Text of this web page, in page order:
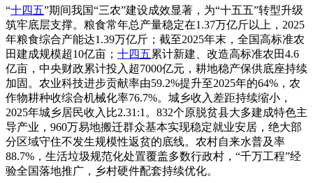
“十四五”期间我国“三农”建设成效显著，为“十五五”转型升级
筑牢底层支撑。粮食常年总产量稳定在1.37万亿斤以上，2025
年粮食综合产能达1.39万亿斤；截至2025年末，全国高标准农
田建成规模超10亿亩； 十四五累计新建、改造高标准农田4.6
亿亩，中央财政累计投入超7000亿元，耕地稳产保供底座持续
加固。农业科技进步贡献率由59.2%提升至2025年的64%，农
作物耕种收综合机械化率76.7%。城乡收入差距持续缩小，
2025年城乡居民收入比2.31:1。832个原脱贫县大多建成特色主
导产业，960万易地搬迁群众基本实现稳定就业安居，绝大部
分区域守住不发生规模性返贫的底线。农村自来水普及率
88.7%，生活垃圾规范化处置覆盖多数行政村，“千万工程”经
验全国落地推广，乡村硬件配套持续优化。